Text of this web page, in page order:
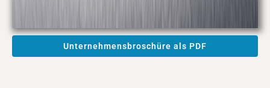
Unternehmensbroschüre als PDF